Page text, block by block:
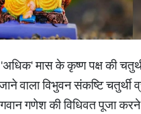
मास के कृष्ण पक्ष की
वाला विभुवन संकष्टि चतुर्थी
गणेश की विधिवत पूजा